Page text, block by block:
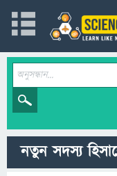
নতুন সদস্য